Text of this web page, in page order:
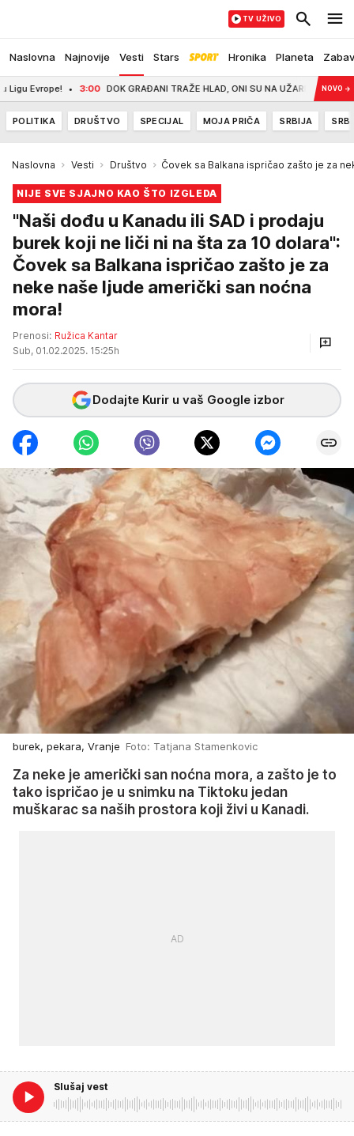
Naslovna Najnovije Vesti Stars Hronika Planeta
TV UŽIVO
3:00 DOK GRAĐANI TRAŽE HLAD, ONI SU NA UŽARENOM ASFALTU!
NOVO →
POLITIKA DRUŠTVO SPECIJAL MOJA PRIČA SRBIJA
Naslovna Vesti Društvo Čovek sa Balkana ispričao zašto je za
NIJE SVE SJAJNO KAO ŠTO IZGLEDA
"Naši dođu u Kanadu ili SAD i prodaju
burek koji ne liči ni na šta za 10 dolara":
Čovek sa Balkana ispričao zašto je za
neke naše ljude američki san noćna
mora!
Prenosi: Ružica Kantar
Sub, 01.02.2025. 15:25h
Dodajte Kurir u vaš Google izbor
burek, pekara, Vranje Foto: Tatjana Stamenkovic
Za neke je američki san noćna mora, a zašto je to
tako ispričao je u snimku na Tiktoku jedan
muškarac sa naših prostora koji živi u Kanadi.
Slušaj vest